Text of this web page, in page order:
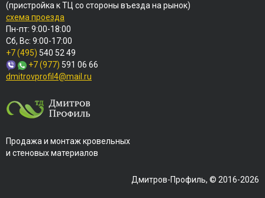
(пристройка к ТЦ со стороны въезда на рынок)
схема проезда
Пн-пт: 9:00-18:00
Сб, Вс: 9:00-17:00
+7 (495) 540 52 49
+7 (977) 591 06 66
dmitrovprofil4@mail.ru
Продажа и монтаж кровельных
и стеновых материалов
Дмитров-Профиль, © 2016-2026